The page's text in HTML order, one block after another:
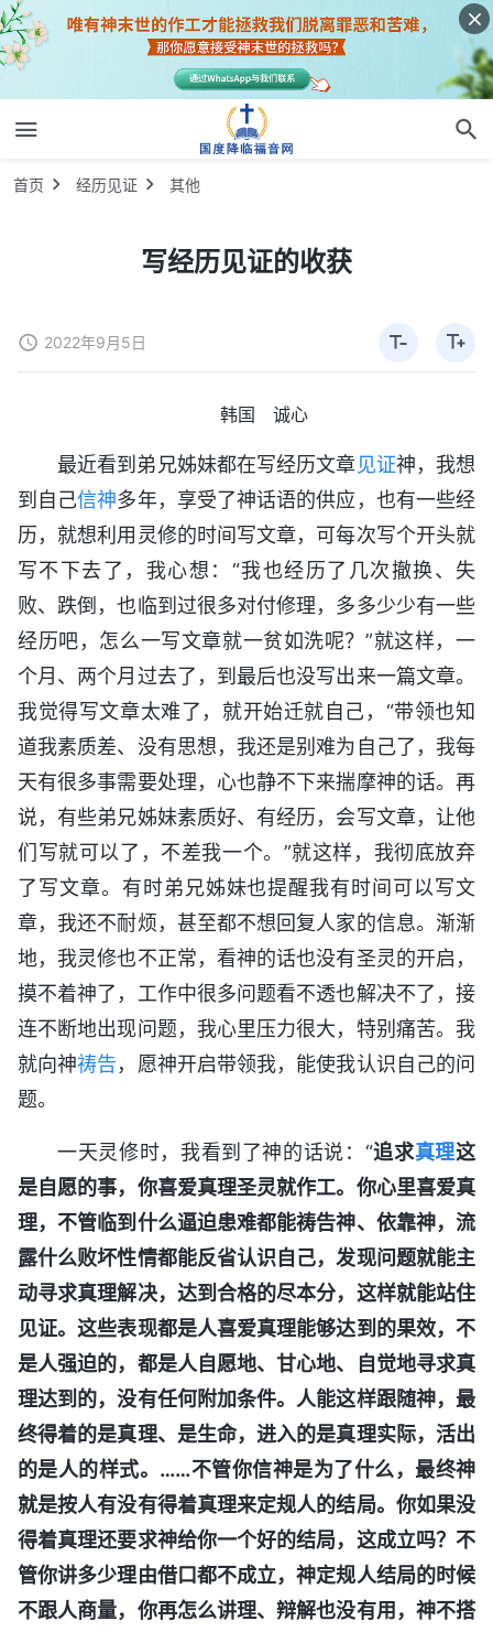
首页 经历见证 其他
写经历见证的收获
2022年9月5日
韩国 诚心
最近看到弟兄姊妹都在写经历文章 见证神，我想
到自己信神多年，享受了神话语的供应，也有一些经
历，就想利用灵修的时间写文章，可每次写个开头就
写不下去了，我心想：“我也经历了几次撤换、失
败、跌倒，也临到过很多对付修理，多多少少有一些
经历吧，怎么一写文章就一贫如洗呢？”就这样，一
个月、两个月过去了，到最后也没写出来一篇文章。
我觉得写文章太难了，就开始迁就自己，“带领也知
道我素质差、没有思想，我还是别难为自己了，我每
天有很多事需要处理，心也静不下来揣摩神的话。再
说，有些弟兄姊妹素质好、有经历，会写文章，让他
们写就可以了，不差我一个。”就这样，我彻底放弃
了写文章。有时弟兄姊妹也提醒我有时间可以写文
章，我还不耐烦，甚至都不想回复人家的信息。渐渐
地，我灵修也不正常，看神的话也没有圣灵的开启，
摸不着神了，工作中很多问题看不透也解决不了，接
连不断地出现问题，我心里压力很大，特别痛苦。我
就向神祷告，愿神开启带领我，能使我认识自己的问
题。
一天灵修时，我看到了神的话说：“追求真理这
是自愿的事，你喜爱真理圣灵就作工。你心里喜爱真
理，不管临到什么逼迫患难都能祷告神、依靠神，流
露什么败坏性情都能反省认识自己，发现问题就能主
动寻求真理解决，达到合格的尽本分，这样就能站住
见证。这些表现都是人喜爱真理能够达到的果效，不
是人强迫的，都是人自愿地、甘心地、自觉地寻求真
理达到的，没有任何附加条件。人能这样跟随神，最
终得着的是真理、是生命，进入的是真理实际，活出
的是人的样式。……不管你信神是为了什么，最终神
就是按人有没有得着真理来定规人的结局。你如果没
得着真理还要求神给你一个好的结局，这成立吗？不
管你讲多少理由借口都不成立，神定规人结局的时候
不跟人商量，你再怎么讲理、辩解也没有用，神不搭